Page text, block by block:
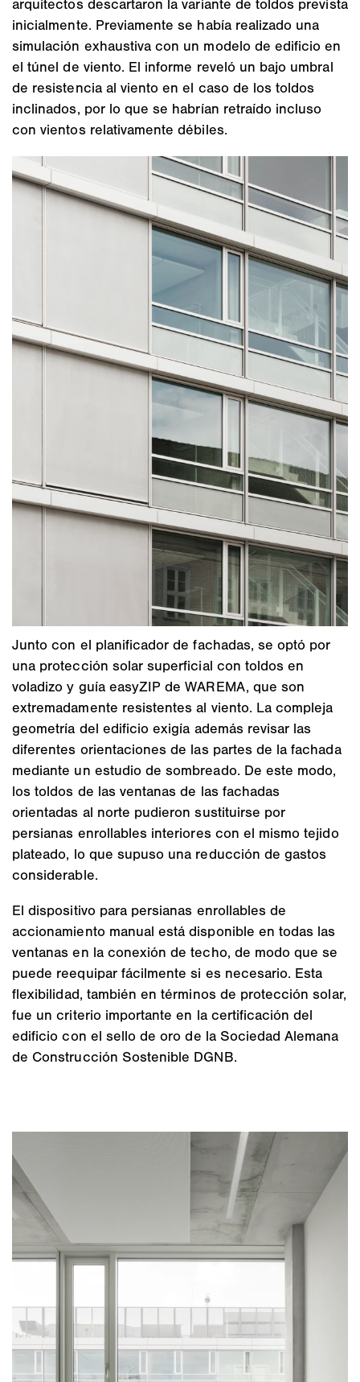
arquitectos descartaron la variante de toldos prevista
inicialmente. Previamente se había realizado una
simulación exhaustiva con un modelo de edificio en
el túnel de viento. El informe reveló un bajo umbral
de resistencia al viento en el caso de los toldos
inclinados, por lo que se habrían retraído incluso
con vientos relativamente débiles.
Junto con el planificador de fachadas, se optó por
una protección solar superficial con toldos en
voladizo y guía easyZIP de WAREMA, que son
extremadamente resistentes al viento. La compleja
geometría del edificio exigía además revisar las
diferentes orientaciones de las partes de la fachada
mediante un estudio de sombreado. De este modo,
los toldos de las ventanas de las fachadas
orientadas al norte pudieron sustituirse por
persianas enrollables interiores con el mismo tejido
plateado, lo que supuso una reducción de gastos
considerable.
El dispositivo para persianas enrollables de
accionamiento manual está disponible en todas las
ventanas en la conexión de techo, de modo que se
puede reequipar fácilmente si es necesario. Esta
flexibilidad, también en términos de protección solar,
fue un criterio importante en la certificación del
edificio con el sello de oro de la Sociedad Alemana
de Construcción Sostenible DGNB.